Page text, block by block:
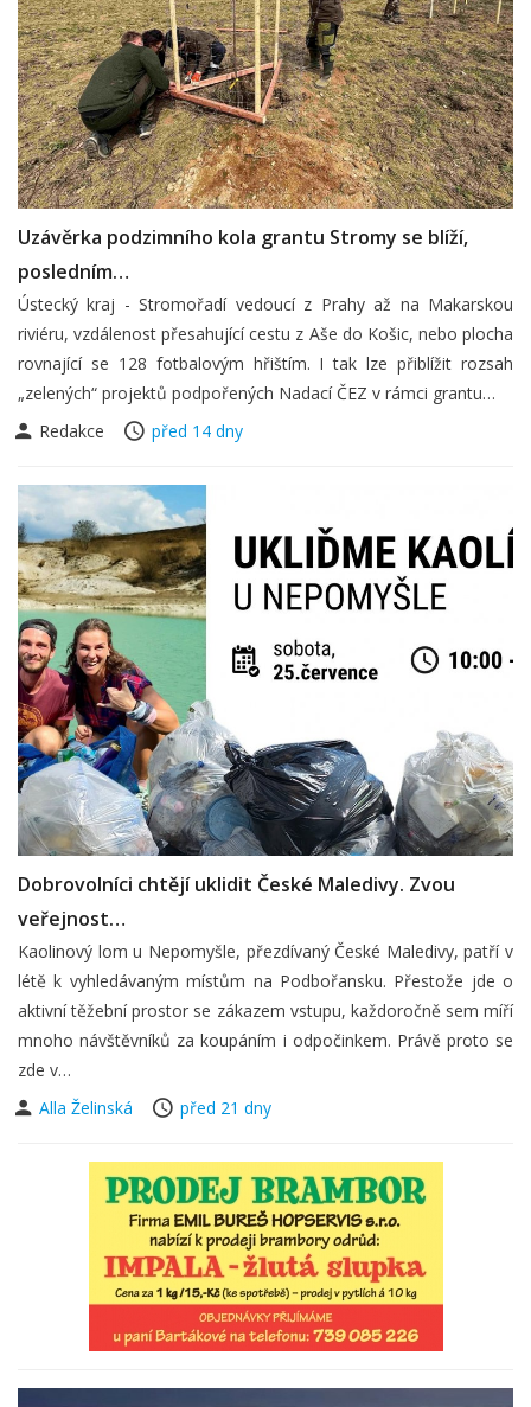
Uzávěrka podzimního kola grantu Stromy se blíží,
posledním…
Ústecký kraj - Stromořadí vedoucí z Prahy až na Makarskou
riviéru, vzdálenost přesahující cestu z Aše do Košic, nebo plocha
rovnající se 128 fotbalovým hřištím. I tak lze přiblížit rozsah
„zelených“ projektů podpořených Nadací ČEZ v rámci grantu…
Redakce
před 14 dny
Dobrovolníci chtějí uklidit České Maledivy. Zvou
veřejnost…
Kaolinový lom u Nepomyšle, přezdívaný České Maledivy, patří v
létě k vyhledávaným místům na Podbořansku. Přestože jde o
aktivní těžební prostor se zákazem vstupu, každoročně sem míří
mnoho návštěvníků za koupáním i odpočinkem. Právě proto se
zde v…
Alla Želinská
před 21 dny